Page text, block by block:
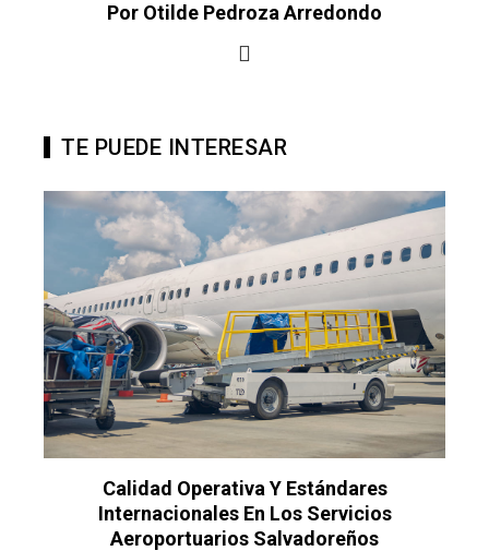
Por Otilde Pedroza Arredondo
TE PUEDE INTERESAR
Calidad Operativa Y Estándares
Internacionales En Los Servicios
Aeroportuarios Salvadoreños